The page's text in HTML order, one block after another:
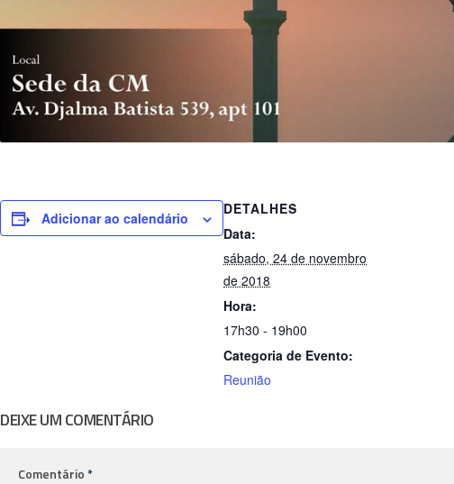
Adicionar ao calendário
DETALHES
Data:
sábado, 24 de novembro
de 2018
Hora:
17h30 - 19h00
Categoria de Evento:
Reunião
DEIXE UM COMENTÁRIO
Comentário*